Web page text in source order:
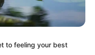
to feeling your best